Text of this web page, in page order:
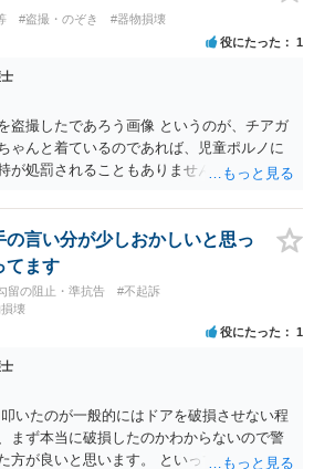
#盗撮・のぞき #器物損壊
役にたった 1
盗撮したであろう画像 というのが、チアガ
ゃんと着ているのであれば、児童ポルノに
が処罰されることもありません
言い分が少しおかしいと思っ
てます
留の阻止・準抗告
#不起訴
壊
役にたった 1
いたのが一般的にはドアを破損させない程
まず本当に破損したのかわからないので警
方が良いと思います。 といっても教えても